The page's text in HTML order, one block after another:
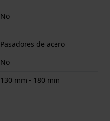
No
Pasadores de acero
No
130 mm - 180 mm